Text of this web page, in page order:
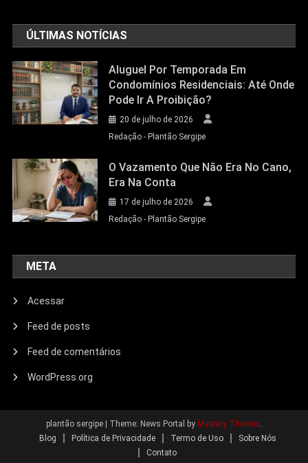
ÚLTIMAS NOTÍCIAS
Aluguel Por Temporada Em
Condomínios Residenciais: Até Onde
Pode Ir A Proibição?
20 de julho de 2026
Redação - Plantão Sergipe
O Vazamento Que Não Era No Cano,
Era Na Conta
17 de julho de 2026
Redação - Plantão Sergipe
META
Acessar
Feed de posts
Feed de comentários
WordPress.org
plantão sergipe | Theme: News Portal by Mystery Themes
Blog
Política de Privacidade Termo de Uso
Sobre Nós
Contato